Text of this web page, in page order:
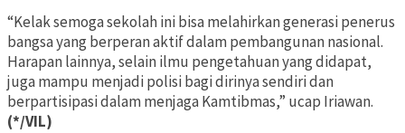
“Kelak semoga sekolah ini bisa melahirkan generasi penerus
bangsa yang berperan aktif dalam pembangunan nasional.
Harapan lainnya, selain ilmu pengetahuan yang didapat,
juga mampu menjadi polisi bagi dirinya sendiri dan
berpartisipasi dalam menjaga Kamtibmas,” ucap Iriawan.
(*/VIL)